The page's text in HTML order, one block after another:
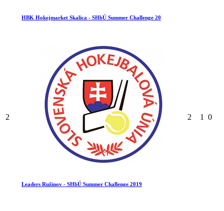
HBK Hokejmarket Skalica - SHbÚ Summer Challenge 20
2
Leaders Ružinov - SHbÚ Summer Challenge 2019
2 1 0